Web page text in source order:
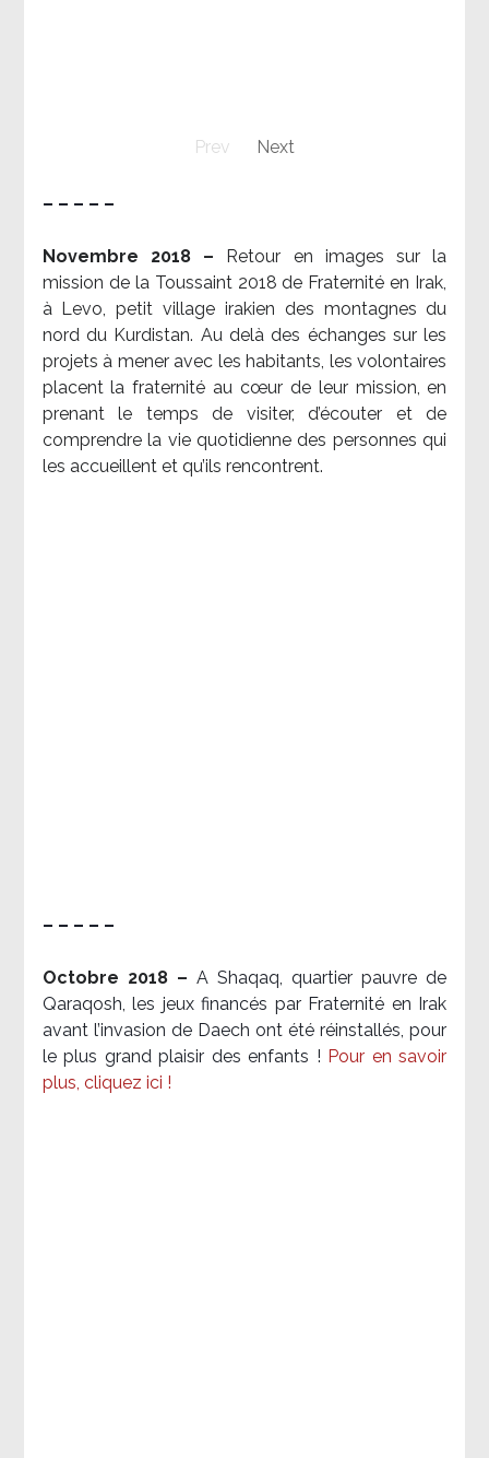
Prev Next
– – – – –
Novembre 2018 –
Retour en images sur la
mission de la Toussaint 2018 de Fraternité en Irak,
à Levo, petit village irakien des montagnes du
nord du Kurdistan. Au delà des échanges sur les
projets à mener avec les habitants, les volontaires
placent la fraternité au cœur de leur mission, en
prenant le temps de visiter, d’écouter et de
comprendre la vie quotidienne des personnes qui
les accueillent et qu’ils rencontrent.
– – – – –
Octobre 2018 – A Shaqaq, quartier pauvre de
Qaraqosh, les jeux financés par Fraternité en Irak​
avant l’invasion de Daech ont été réinstallés, pour
le plus grand plaisir des enfants ! Pour en savoir
plus, cliquez ici !